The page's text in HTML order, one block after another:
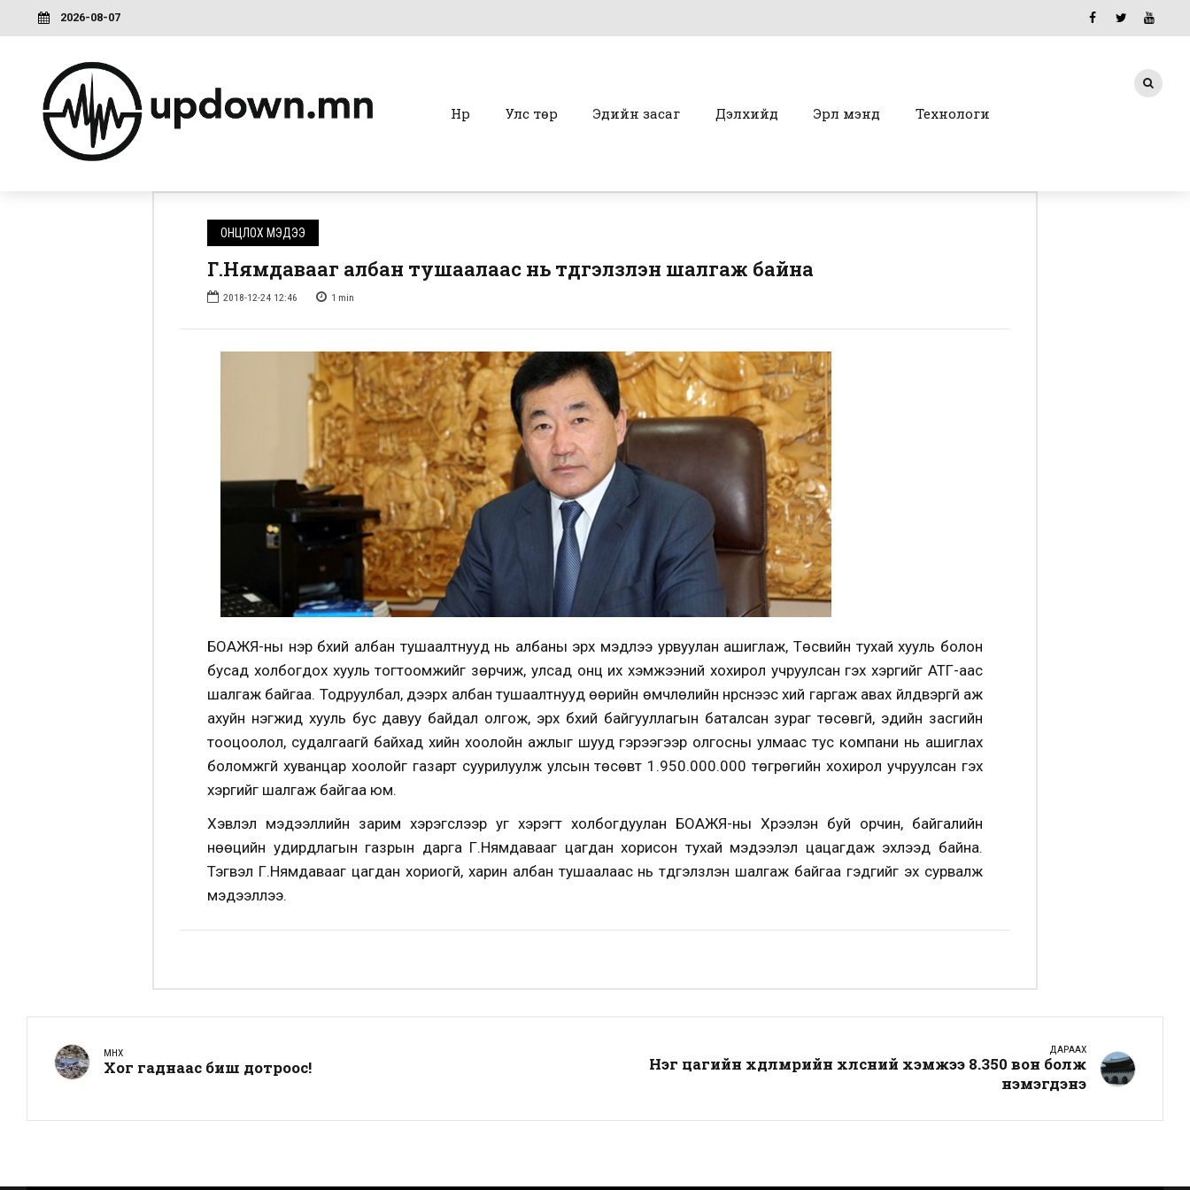
2026-08-07
Нүүр Улс төр Эдийн засаг Дэлхийд Эрүүл мэнд Технологи
ОНЦЛОХ МЭДЭЭ
Г.Нямдавааг албан тушаалаас нь түдгэлзүүлэн шалгаж байна
2018-12-24 12:46 1 min
БОАЖЯ-ны нэр бүхий албан тушаалтнууд нь албаны эрх мэдлээ урвуулан ашиглаж, Төсвийн тухай хууль болон
бусад холбогдох хууль тогтоомжийг зөрчиж, улсад онц их хэмжээний хохирол учруулсан гэх хэргийг АТГ-аас
шалгаж байгаа. Тодруулбал, дээрх албан тушаалтнууд өөрийн өмчлөлийн нүүрснээс хий гаргаж авах үйлдвэргүй аж
ахуйн нэгжид хууль бус давуу байдал олгож, эрх бүхий байгууллагын баталсан зураг төсөвгүй, эдийн засгийн
тооцоолол, судалгаагүй байхад хийн хоолойн ажлыг шууд гэрээгээр олгосны улмаас тус компани нь ашиглах
боломжгүй хуванцар хоолойг газарт суурилуулж улсын төсөвт 1.950.000.000 төгрөгийн хохирол учруулсан гэх
хэргийг шалгаж байгаа юм.
Хэвлэл мэдээллийн зарим хэрэгслээр уг хэрэгт холбогдуулан БОАЖЯ-ны Хүрээлэн буй орчин, байгалийн
нөөцийн удирдлагын газрын дарга Г.Нямдавааг цагдан хорисон тухай мэдээлэл цацагдаж эхлээд байна.
Тэгвэл Г.Нямдавааг цагдан хориогүй, харин албан тушаалаас нь түдгэлзүүлэн шалгаж байгаа гэдгийг эх сурвалж
мэдээллээ.
ӨМНӨХ
Хог гаднаас биш дотроос!
ДАРААХ
Нэг цагийн хөдөлмөрийн хөлсний хэмжээ 8.350 вон болж
нэмэгдэнэ